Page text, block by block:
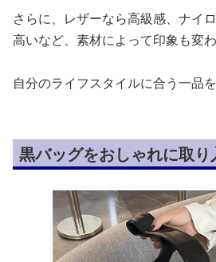
さらに、レザーなら高級感、ナイ
高いなど、素材によって印象も変わ
自分のライフスタイルに合う一品
黒バッグをおしゃれに取り